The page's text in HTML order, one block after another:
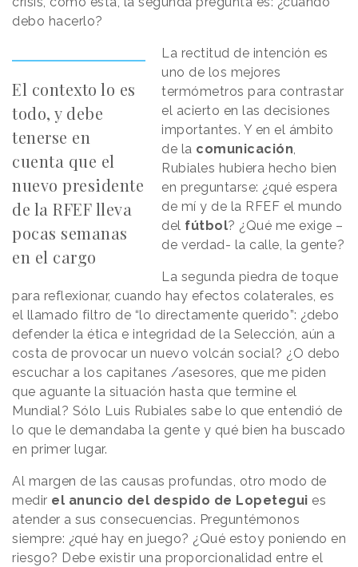
debo hacerlo?
El contexto lo es
todo, y debe
tenerse en
cuenta que el
nuevo presidente
de la RFEF lleva
pocas semanas
en el cargo
La rectitud de intención es
uno de los mejores
termómetros para contrastar
el acierto en las decisiones
importantes. Y en el ámbito
de la comunicación,
Rubiales hubiera hecho bien
en preguntarse: ¿qué espera
de mí y de la RFEF el mundo
del fútbol? ¿Qué me exige –
de verdad- la calle, la gente?
La segunda piedra de toque
para reflexionar, cuando hay efectos colaterales, es
el llamado filtro de “lo directamente querido”: ¿debo
defender la ética e integridad de la Selección, aún a
costa de provocar un nuevo volcán social? ¿O debo
escuchar a los capitanes /asesores, que me piden
que aguante la situación hasta que termine el
Mundial? Sólo Luis Rubiales sabe lo que entendió de
lo que le demandaba la gente y qué bien ha buscado
en primer lugar.
Al margen de las causas profundas, otro modo de
medir el anuncio del despido de Lopetegui es
atender a sus consecuencias. Preguntémonos
siempre: ¿qué hay en juego? ¿Qué estoy poniendo en
riesgo? Debe existir una proporcionalidad entre el